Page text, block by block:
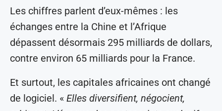
Les chiffres parlent d’eux-mêmes : les
échanges entre la Chine et l’Afrique
dépassent désormais 295 milliards de dollars,
contre environ 65 milliards pour la France.
Et surtout, les capitales africaines ont changé
de logiciel. « Elles diversifient, négocient,